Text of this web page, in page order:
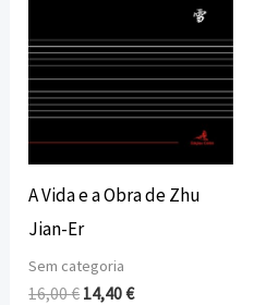
A Vida e a Obra de Zhu
Jian-Er
Sem categoria
16,00€ 14,40€